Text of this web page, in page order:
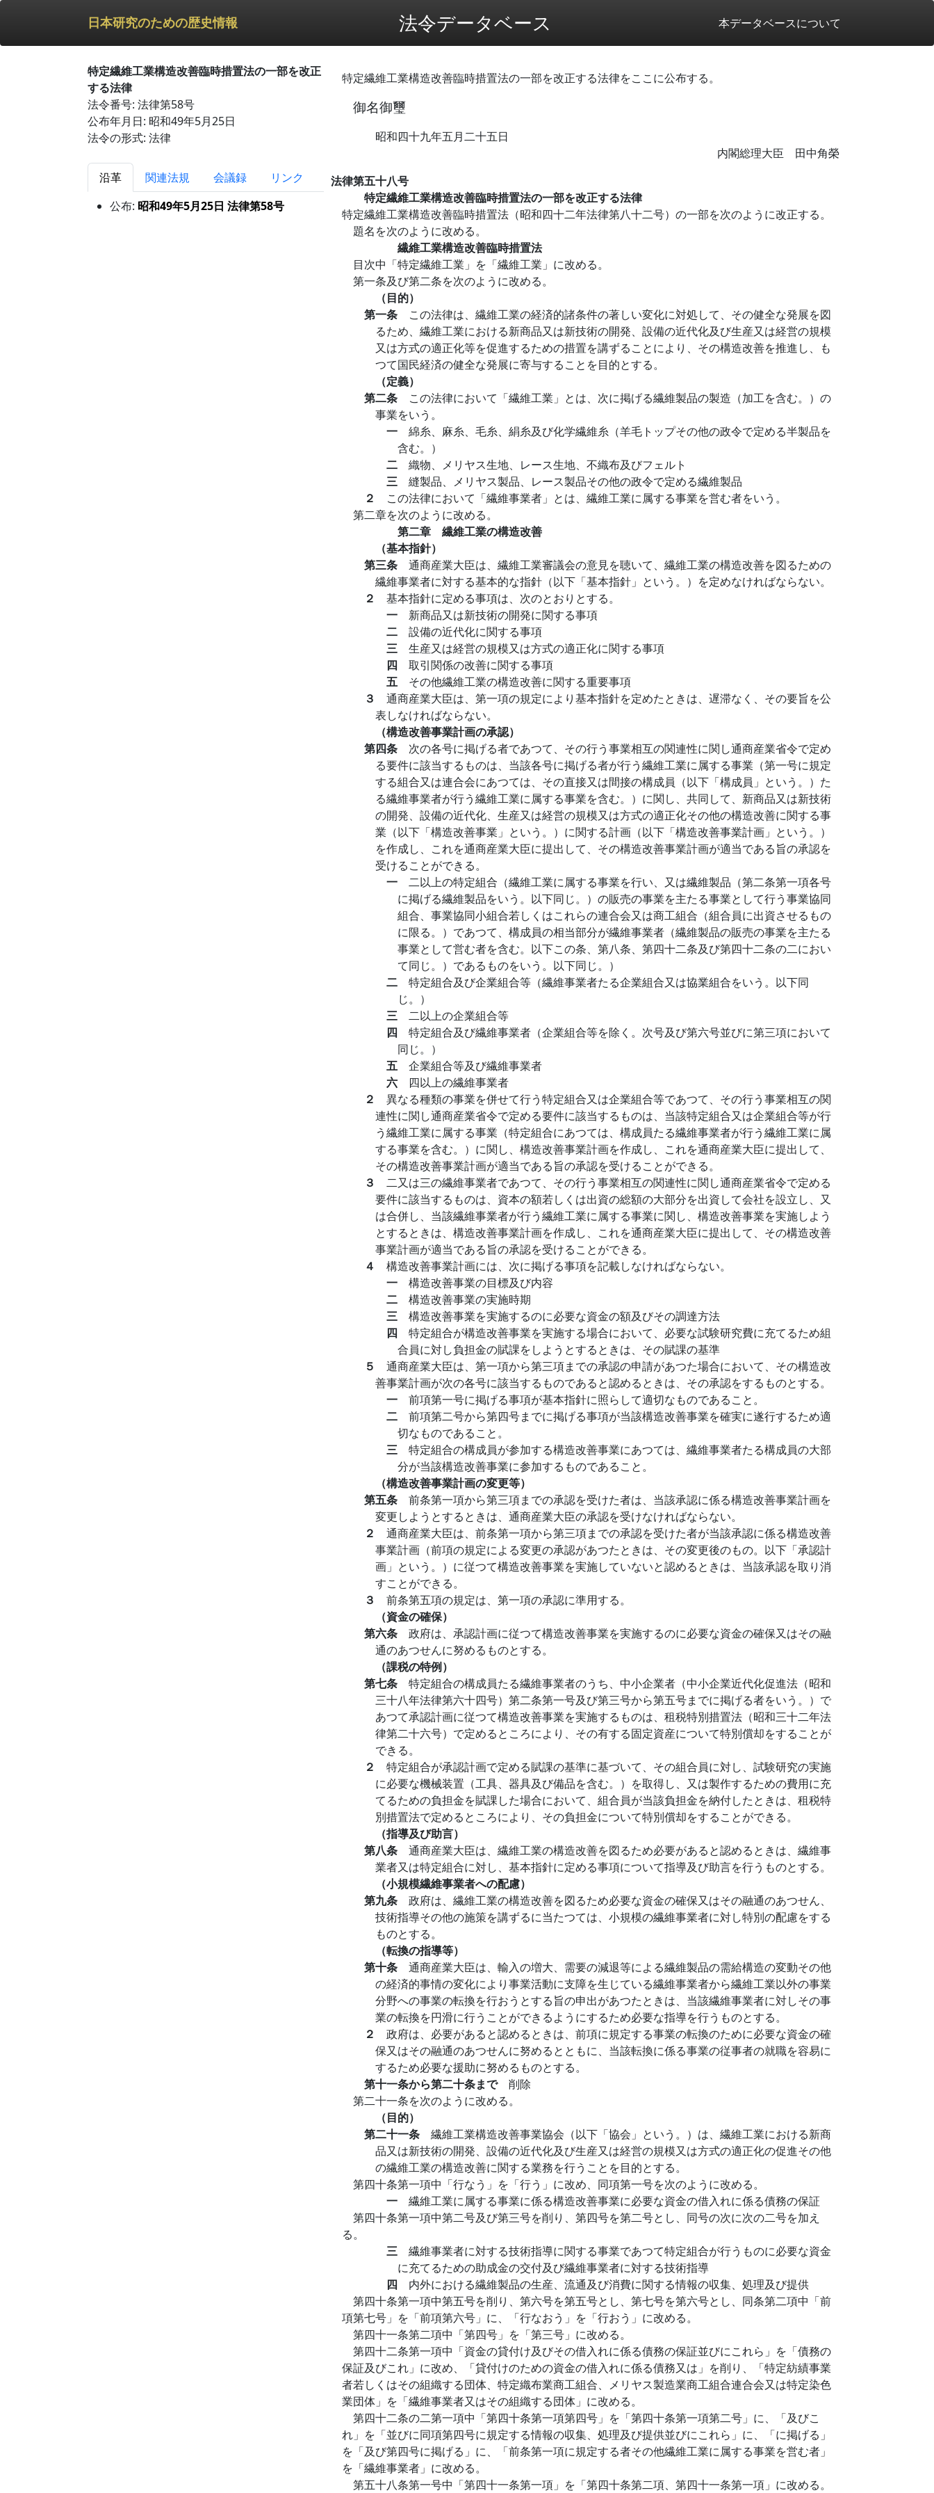
日本研究のための歴史情報 法令データベース 本データベースについて
特定繊維工業構造改善臨時措置法の一部を改正
する法律
法令番号: 法律第58号
公布年月日: 昭和49年5月25日
法令の形式: 法律
沿革 関連法規 会議録
リンク
公布: 昭和49年5月25日 法律第58号
特定繊維工業構造改善臨時措置法の一部を改正する法律をここに公布する。
御名御璽
昭和四十九年五月二十五日
内閣総理大臣 田中角榮
法律第五十八号
特定繊維工業構造改善臨時措置法の一部を改正する法律
特定繊維工業構造改善臨時措置法（昭和四十二年法律第八十二号）の一部を次のように改正する。
題名を次のように改める。
繊維工業構造改善臨時措置法
目次中「特定繊維工業」を「繊維工業」に改める。
第一条及び第二条を次のように改める。
（目的）
第一条 この法律は、繊維工業の経済的諸条件の著しい変化に対処して、その健全な発展を図
るため、繊維工業における新商品又は新技術の開発、設備の近代化及び生産又は経営の規模
又は方式の適正化等を促進するための措置を講ずることにより、その構造改善を推進し、も
つて国民経済の健全な発展に寄与することを目的とする。
（定義）
第二条 この法律において「繊維工業」とは、次に掲げる繊維製品の製造（加工を含む。）の
事業をいう。
一 綿糸、麻糸、毛糸、絹糸及び化学繊維糸（羊毛トップその他の政令で定める半製品を
含む。）
二 織物、メリヤス生地、レース生地、不織布及びフェルト
三 縫製品、メリヤス製品、レース製品その他の政令で定める繊維製品
２ この法律において「繊維事業者」とは、繊維工業に属する事業を営む者をいう。
第二章を次のように改める。
第二章 繊維工業の構造改善
（基本指針）
第三条 通商産業大臣は、繊維工業審議会の意見を聴いて、繊維工業の構造改善を図るための
繊維事業者に対する基本的な指針（以下「基本指針」という。）を定めなければならない。
２ 基本指針に定める事項は、次のとおりとする。
一 新商品又は新技術の開発に関する事項
二 設備の近代化に関する事項
三 生産又は経営の規模又は方式の適正化に関する事項
四 取引関係の改善に関する事項
五 その他繊維工業の構造改善に関する重要事項
３ 通商産業大臣は、第一項の規定により基本指針を定めたときは、遅滞なく、その要旨を公
表しなければならない。
（構造改善事業計画の承認）
第四条 次の各号に掲げる者であつて、その行う事業相互の関連性に関し通商産業省令で定め
る要件に該当するものは、当該各号に掲げる者が行う繊維工業に属する事業（第一号に規定
する組合又は連合会にあつては、その直接又は間接の構成員（以下「構成員」という。）た
る繊維事業者が行う繊維工業に属する事業を含む。）に関し、共同して、新商品又は新技術
の開発、設備の近代化、生産又は経営の規模又は方式の適正化その他の構造改善に関する事
業（以下「構造改善事業」という。）に関する計画（以下「構造改善事業計画」という。）
を作成し、これを通商産業大臣に提出して、その構造改善事業計画が適当である旨の承認を
受けることができる。
一 二以上の特定組合（繊維工業に属する事業を行い、又は繊維製品（第二条第一項各号
に掲げる繊維製品をいう。以下同じ。）の販売の事業を主たる事業として行う事業協同
組合、事業協同小組合若しくはこれらの連合会又は商工組合（組合員に出資させるもの
に限る。）であつて、構成員の相当部分が繊維事業者（繊維製品の販売の事業を主たる
事業として営む者を含む。以下この条、第八条、第四十二条及び第四十二条の二におい
て同じ。）であるものをいう。以下同じ。）
二 特定組合及び企業組合等（繊維事業者たる企業組合又は協業組合をいう。以下同
じ。）
三 二以上の企業組合等
四 特定組合及び繊維事業者（企業組合等を除く。次号及び第六号並びに第三項において
同じ。）
五 企業組合等及び繊維事業者
六 四以上の繊維事業者
２ 異なる種類の事業を併せて行う特定組合又は企業組合等であつて、その行う事業相互の関
連性に関し通商産業省令で定める要件に該当するものは、当該特定組合又は企業組合等が行
う繊維工業に属する事業（特定組合にあつては、構成員たる繊維事業者が行う繊維工業に属
する事業を含む。）に関し、構造改善事業計画を作成し、これを通商産業大臣に提出して、
その構造改善事業計画が適当である旨の承認を受けることができる。
３ 二又は三の繊維事業者であつて、その行う事業相互の関連性に関し通商産業省令で定める
要件に該当するものは、資本の額若しくは出資の総額の大部分を出資して会社を設立し、又
は合併し、当該繊維事業者が行う繊維工業に属する事業に関し、構造改善事業を実施しよう
とするときは、構造改善事業計画を作成し、これを通商産業大臣に提出して、その構造改善
事業計画が適当である旨の承認を受けることができる。
４ 構造改善事業計画には、次に掲げる事項を記載しなければならない。
一 構造改善事業の目標及び内容
二 構造改善事業の実施時期
三 構造改善事業を実施するのに必要な資金の額及びその調達方法
四 特定組合が構造改善事業を実施する場合において、必要な試験研究費に充てるため組
合員に対し負担金の賦課をしようとするときは、その賦課の基準
５ 通商産業大臣は、第一項から第三項までの承認の申請があつた場合において、その構造改
善事業計画が次の各号に該当するものであると認めるときは、その承認をするものとする。
一 前項第一号に掲げる事項が基本指針に照らして適切なものであること。
二 前項第二号から第四号までに掲げる事項が当該構造改善事業を確実に遂行するため適
切なものであること。
三 特定組合の構成員が参加する構造改善事業にあつては、繊維事業者たる構成員の大部
分が当該構造改善事業に参加するものであること。
（構造改善事業計画の変更等）
第五条 前条第一項から第三項までの承認を受けた者は、当該承認に係る構造改善事業計画を
変更しようとするときは、通商産業大臣の承認を受けなければならない。
２ 通商産業大臣は、前条第一項から第三項までの承認を受けた者が当該承認に係る構造改善
事業計画（前項の規定による変更の承認があつたときは、その変更後のもの。以下「承認計
画」という。）に従つて構造改善事業を実施していないと認めるときは、当該承認を取り消
すことができる。
３ 前条第五項の規定は、第一項の承認に準用する。
（資金の確保）
第六条 政府は、承認計画に従つて構造改善事業を実施するのに必要な資金の確保又はその融
通のあつせんに努めるものとする。
（課税の特例）
第七条 特定組合の構成員たる繊維事業者のうち、中小企業者（中小企業近代化促進法（昭和
三十八年法律第六十四号）第二条第一号及び第三号から第五号までに掲げる者をいう。）で
あつて承認計画に従つて構造改善事業を実施するものは、租税特別措置法（昭和三十二年法
律第二十六号）で定めるところにより、その有する固定資産について特別償却をすることが
できる。
２ 特定組合が承認計画で定める賦課の基準に基づいて、その組合員に対し、試験研究の実施
に必要な機械装置（工具、器具及び備品を含む。）を取得し、又は製作するための費用に充
てるための負担金を賦課した場合において、組合員が当該負担金を納付したときは、租税特
別措置法で定めるところにより、その負担金について特別償却をすることができる。
（指導及び助言）
第八条 通商産業大臣は、繊維工業の構造改善を図るため必要があると認めるときは、繊維事
業者又は特定組合に対し、基本指針に定める事項について指導及び助言を行うものとする。
（小規模繊維事業者への配慮）
第九条 政府は、繊維工業の構造改善を図るため必要な資金の確保又はその融通のあつせん、
技術指導その他の施策を講ずるに当たつては、小規模の繊維事業者に対し特別の配慮をする
ものとする。
（転換の指導等）
第十条 通商産業大臣は、輸入の増大、需要の減退等による繊維製品の需給構造の変動その他
の経済的事情の変化により事業活動に支障を生じている繊維事業者から繊維工業以外の事業
分野への事業の転換を行おうとする旨の申出があつたときは、当該繊維事業者に対しその事
業の転換を円滑に行うことができるようにするため必要な指導を行うものとする。
２ 政府は、必要があると認めるときは、前項に規定する事業の転換のために必要な資金の確
保又はその融通のあつせんに努めるとともに、当該転換に係る事業の従事者の就職を容易に
するため必要な援助に努めるものとする。
第十一条から第二十条まで 削除
第二十一条を次のように改める。
（目的）
第二十一条 繊維工業構造改善事業協会（以下「協会」という。）は、繊維工業における新商
品又は新技術の開発、設備の近代化及び生産又は経営の規模又は方式の適正化の促進その他
の繊維工業の構造改善に関する業務を行うことを目的とする。
第四十条第一項中「行なう」を「行う」に改め、同項第一号を次のように改める。
一 繊維工業に属する事業に係る構造改善事業に必要な資金の借入れに係る債務の保証
第四十条第一項中第二号及び第三号を削り、第四号を第二号とし、同号の次に次の二号を加え
る。
三 繊維事業者に対する技術指導に関する事業であつて特定組合が行うものに必要な資金
に充てるための助成金の交付及び繊維事業者に対する技術指導
四 内外における繊維製品の生産、流通及び消費に関する情報の収集、処理及び提供
第四十条第一項中第五号を削り、第六号を第五号とし、第七号を第六号とし、同条第二項中「前
項第七号」を「前項第六号」に、「行なおう」を「行おう」に改める。
第四十一条第二項中「第四号」を「第三号」に改める。
第四十二条第一項中「資金の貸付け及びその借入れに係る債務の保証並びにこれら」を「債務の
保証及びこれ」に改め、「貸付けのための資金の借入れに係る債務又は」を削り、「特定紡績事業
者若しくはその組織する団体、特定織布業商工組合、メリヤス製造業商工組合連合会又は特定染色
業団体」を「繊維事業者又はその組織する団体」に改める。
第四十二条の二第一項中「第四十条第一項第四号」を「第四十条第一項第二号」に、「及びこ
れ」を「並びに同項第四号に規定する情報の収集、処理及び提供並びにこれら」に、「に掲げる」
を「及び第四号に掲げる」に、「前条第一項に規定する者その他繊維工業に属する事業を営む者」
を「繊維事業者」に改める。
第五十八条第一号中「第四十一条第一項」を「第四十条第二項、第四十一条第一項」に改める。